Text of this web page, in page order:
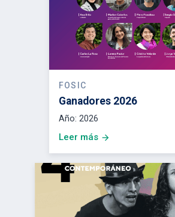
FOSIC
Ganadores 2026
Año: 2026
Leer más arrow_forward